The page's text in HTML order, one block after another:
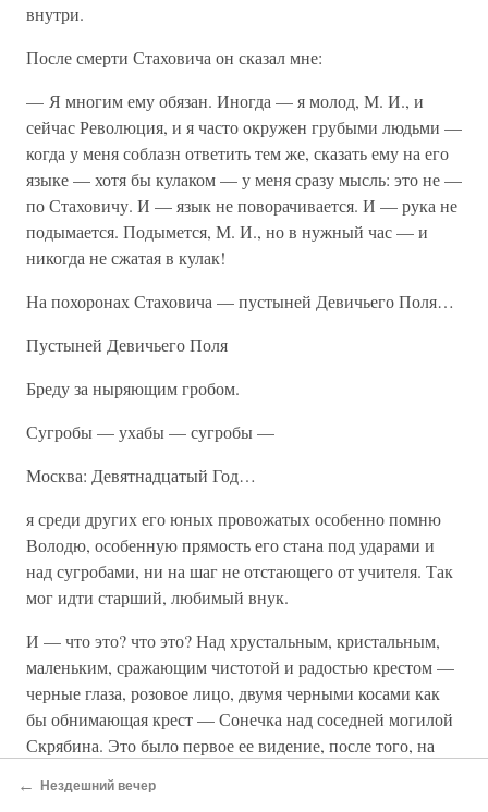
внутри.
После смерти Стаховича он сказал мне:
— Я многим ему обязан. Иногда — я молод, М. И., и
сейчас Революция, и я часто окружен грубыми людьми —
когда у меня соблазн ответить тем же, сказать ему на его
языке — хотя бы кулаком — у меня сразу мысль: это не —
по Стаховичу. И — язык не поворачивается. И — рука не
подымается. Подымется, М. И., но в нужный час — и
никогда не сжатая в кулак!
На похоронах Стаховича — пустыней Девичьего Поля…
Пустыней Девичьего Поля
Бреду за ныряющим гробом.
Сугробы — ухабы — сугробы —
Москва: Девятнадцатый Год…
я среди других его юных провожатых особенно помню
Володю, особенную прямость его стана под ударами и
над сугробами, ни на шаг не отстающего от учителя. Так
мог идти старший, любимый внук.
И — что это? что это? Над хрустальным, кристальным,
маленьким, сражающим чистотой и радостью крестом —
черные глаза, розовое лицо, двумя черными косами как
бы обнимающая крест — Сонечка над соседней могилой
Скрябина. Это было первое ее видение, после того, на
моей «Метели», в другой метели, ревевшей и
← Нездешний вечер